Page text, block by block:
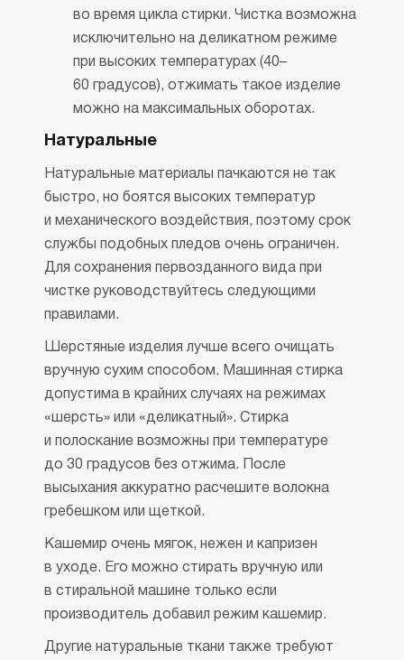
во время цикла стирки. Чистка возможна
исключительно на деликатном режиме
при высоких температурах (40–
60 градусов), отжимать такое изделие
можно на максимальных оборотах.
Натуральные
Натуральные материалы пачкаются не так
быстро, но боятся высоких температур
и механического воздействия, поэтому срок
службы подобных пледов очень ограничен.
Для сохранения первозданного вида при
чистке руководствуйтесь следующими
правилами.
Шерстяные изделия лучше всего очищать
вручную сухим способом. Машинная стирка
допустима в крайних случаях на режимах
«шерсть» или «деликатный». Стирка
и полоскание возможны при температуре
до 30 градусов без отжима. После
высыхания аккуратно расчешите волокна
гребешком или щеткой.
Кашемир очень мягок, нежен и капризен
в уходе. Его можно стирать вручную или
в стиральной машине только если
производитель добавил режим кашемир.
Другие натуральные ткани также требуют